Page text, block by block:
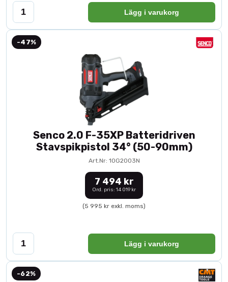
Lägg i varukorg
-47%
Senco 2.0 F-35XP Batteridriven
Stavspikpistol 34° (50-90mm)
Art.Nr: 10G2003N
7 494 kr
Ord. pris: 14 019 kr
(5 995 kr exkl. moms)
Lägg i varukorg
-62%